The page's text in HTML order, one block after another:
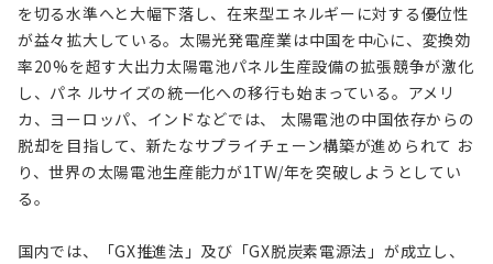
を切る水準へと大幅下落し、在来型エネルギーに対する優位性
が益々拡大している。太陽光発電産業は中国を中心に、変換効
率20%を超す大出力太陽電池パネル生産設備の拡張競争が激化
し、パネ ルサイズの統一化への移行も始まっている。アメリ
カ、ヨーロッパ、インドなどでは、 太陽電池の中国依存からの
脱却を目指して、新たなサプライチェーン構築が進められて お
り、世界の太陽電池生産能力が1TW/年を突破しようとしてい
る。
国内では、「GX推進法」及び「GX脱炭素電源法」が成立し、